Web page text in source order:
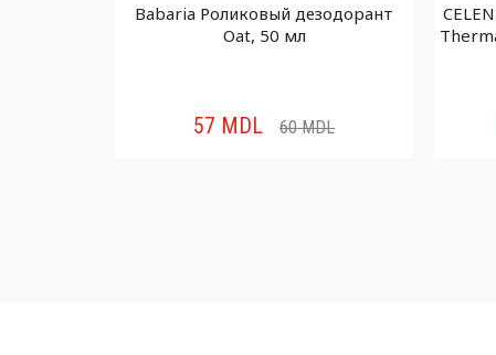
Babaria Роликовый дезодорант
Oat, 50 мл
57 MDL 60MDL